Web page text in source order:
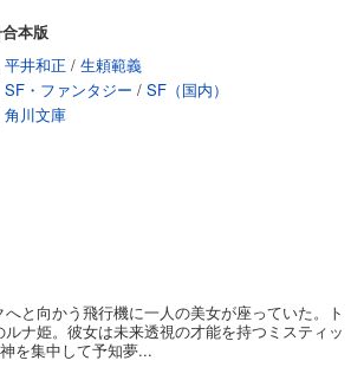
本版
平井和正 / 生頼範義
SF・ファンタジー / SF（国内）
角川文庫
と向かう飛行機に一人の美女が座っていた。ト
ナ姫。彼女は未来透視の才能を持つミスティッ
を集中して予知夢...